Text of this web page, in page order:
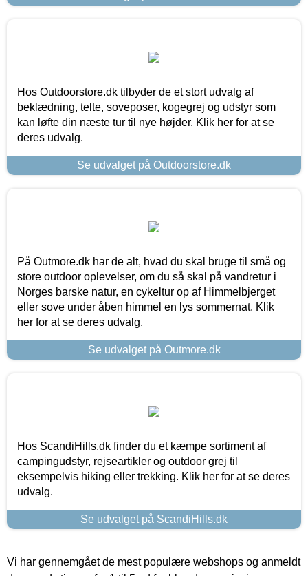
Hos Outdoorstore.dk tilbyder de et stort udvalg af
beklædning, telte, soveposer, kogegrej og udstyr som
kan løfte din næste tur til nye højder. Klik her for at se
deres udvalg.
Se udvalget på Outdoorstore.dk
På Outmore.dk har de alt, hvad du skal bruge til små og
store outdoor oplevelser, om du så skal på vandretur i
Norges barske natur, en cykeltur op af Himmelbjerget
eller sove under åben himmel en lys sommernat. Klik
her for at se deres udvalg.
Se udvalget på Outmore.dk
Hos ScandiHills.dk finder du et kæmpe sortiment af
campingudstyr, rejseartikler og outdoor grej til
eksempelvis hiking eller trekking. Klik her for at se deres
udvalg.
Se udvalget på ScandiHills.dk
Vi har gennemgået de mest populære webshops og anmeldt